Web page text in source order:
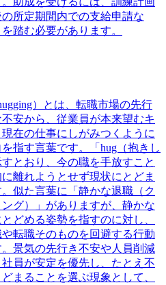
所定期間内での支給申請な
踏む必要があります。
）とは、転職市場の先行
安から、従業員が本来望むキ
在の仕事にしがみつくように
指す言葉です。「hug（抱きし
とおり、今の職を手放すこと
離れようとせず現状にとどま
似た言葉に「静かな退職（ク
グ）」がありますが、静かな
どめる姿勢を指すのに対し、
転職そのものを回避する行動
景気の先行き不安や人員削減
員が安定を優先し、たとえ不
まることを選ぶ現象として、